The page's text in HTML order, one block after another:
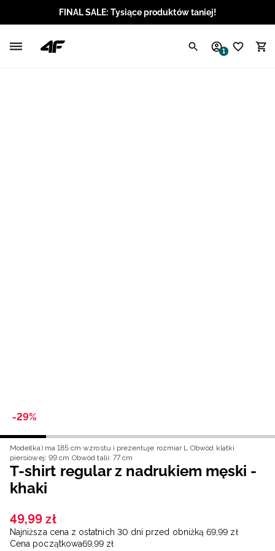
FINAL SALE: Tysiące produktów taniej!
1
-29%
Model(ka) ma 185 cm wzrostu i prezentuje rozmiar L Obwód klatki
piersiowej: 99 cm Obwód talii: 77 cm
T-shirt regular z nadrukiem męski -
khaki
49,99 zł
Najniższa cena z ostatnich 30 dni przed obniżką 69,99 zł
Cena początkowa69,99 zł